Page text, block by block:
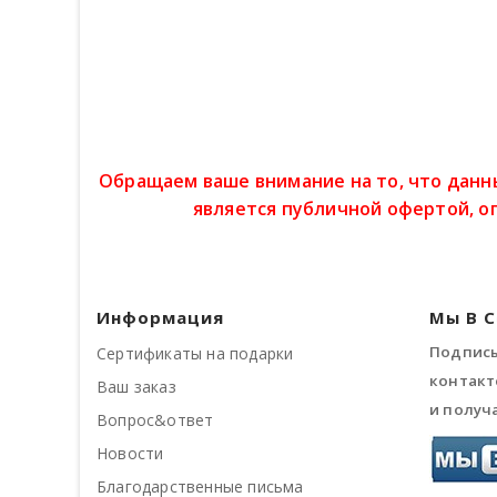
Обращаем ваше внимание на то, что
является публичной офертой,
Информация
Сертификаты на подарки
Ваш заказ
Вопрос&ответ
Новости
Благодарственные письма
Мы В
и